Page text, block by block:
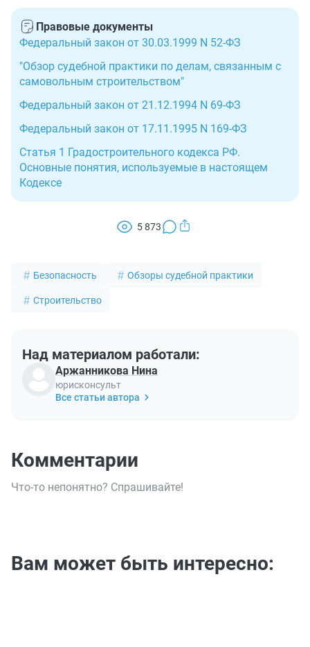
противопожарных норм и правил.
незначительный характер и допустимо приведение
постройки в соответствие с требованиями закона —
требованиями противопожарных норм.
Правовые документы
Федеральный закон от 30.03.1999 N 52-ФЗ
"Обзор судебной практики по делам, связанным с
самовольным строительством"
Федеральный закон от 21.12.1994 N 69-ФЗ
Федеральный закон от 17.11.1995 N 169-ФЗ
Статья 1 Градостроительного кодекса РФ.
Основные понятия, используемые в настоящем
Кодексе
5 873
Безопасность Обзоры судебной практики
Строительство
Над материалом работали:
Аржанникова Нина
юрисконсульт
Все статьи автора
Комментарии
Что-то непонятно? Спрашивайте!
Вам может быть интересно: